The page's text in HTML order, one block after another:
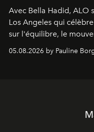
Avec Bella Hadid, ALO
Los Angeles qui
sur l'équilibre, le
05.08.2026 by Pauline